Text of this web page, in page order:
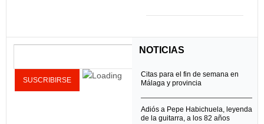
NOTICIAS
Citas para el fin de semana en
Málaga y provincia
Adiós a Pepe Habichuela, leyenda
de la guitarra, a los 82 años